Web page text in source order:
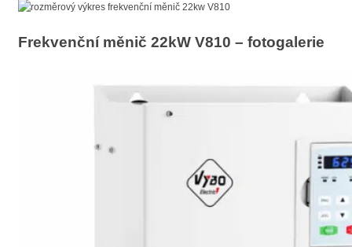
Frekvenční měnič 22kW V810 – fotogalerie